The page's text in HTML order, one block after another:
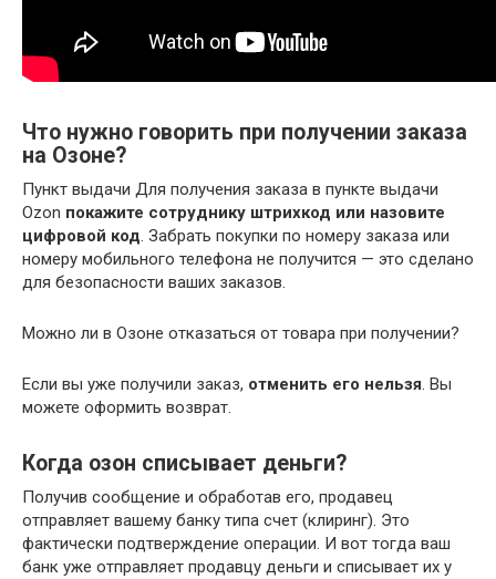
Что нужно говорить при получении заказа
на Озоне?
Пункт выдачи Для получения заказа в пункте выдачи
Ozon покажите сотруднику штрихкод или назовите
цифровой код. Забрать покупки по номеру заказа или
номеру мобильного телефона не получится — это сделано
для безопасности ваших заказов.
Можно ли в Озоне отказаться от товара при получении?
Если вы уже получили заказ, отменить его нельзя. Вы
можете оформить возврат.
Когда озон списывает деньги?
Получив сообщение и обработав его, продавец
отправляет вашему банку типа счет (клиринг). Это
фактически подтверждение операции. И вот тогда ваш
банк уже отправляет продавцу деньги и списывает их у